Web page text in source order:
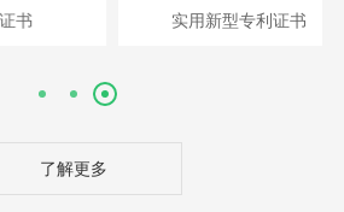
实用新型专利证书
了解更多